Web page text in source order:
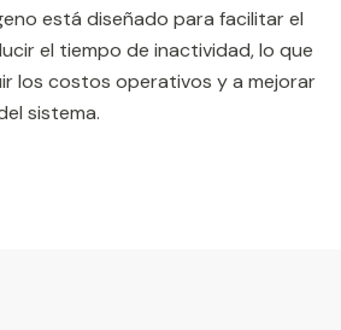
está diseñado para facilitar el
el tiempo de inactividad, lo que
los costos operativos y a mejorar
sistema.